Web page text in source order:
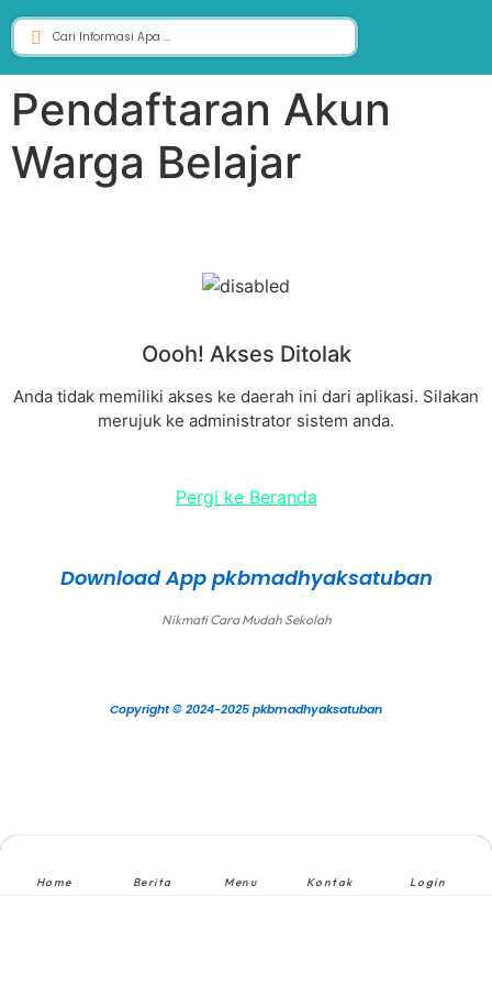
Pendaftaran Akun
Warga Belajar
Oooh! Akses Ditolak
Anda tidak memiliki akses ke daerah ini dari aplikasi. Silakan
merujuk ke administrator sistem anda.
Pergi ke Beranda
Download App pkbmadhyaksatuban
Nikmati Cara Mudah Sekolah
Copyright © 2024-2025 pkbmadhyaksatuban
Home Berita Menu Kontak Login